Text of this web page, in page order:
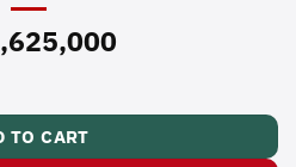
04.8-600 quantity
TO CART